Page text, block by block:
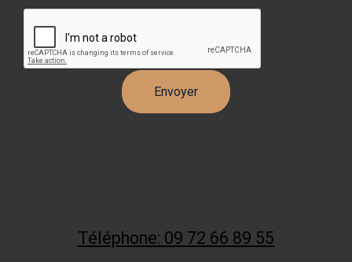
Téléphone: 09 72 66 89 55